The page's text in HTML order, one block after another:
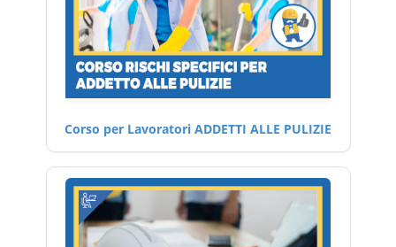
Corso per Lavoratori ADDETTI ALLE PULIZIE